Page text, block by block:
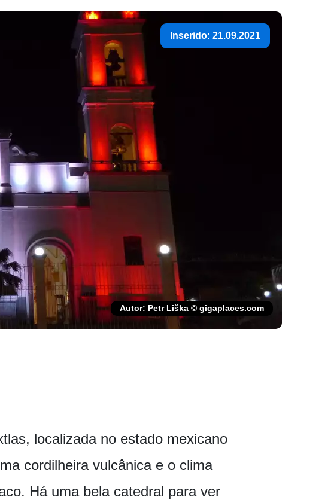
Inserido: 21.09.2021
Autor: Petr Liška © gigaplaces.com
localizada no estado mexicano
cordilheira vulcânica e o clima
Há uma bela catedral para ver